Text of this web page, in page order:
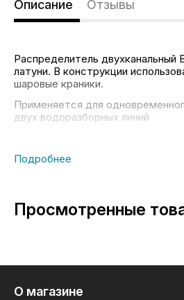
Описание Отзывы
Распределитель двухканальный
латуни. В конструкции
шаровые краники.
Применяется для
двух водоразборных линий
Просмотренные
О магазине